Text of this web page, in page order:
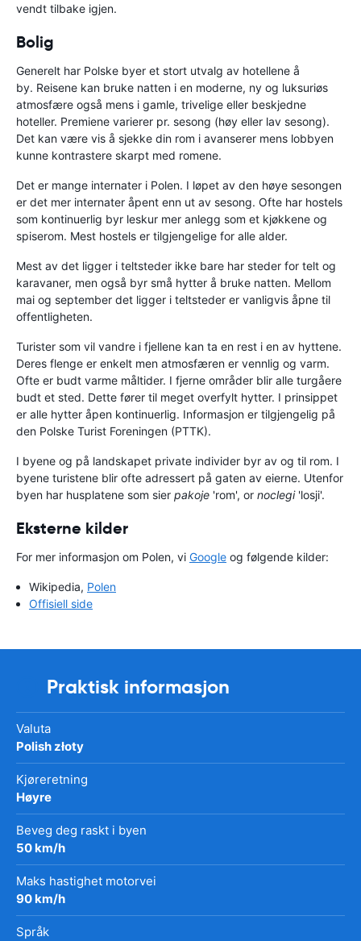
vendt tilbake igjen.
Bolig
Generelt har Polske byer et stort utvalg av hotellene å
by. Reisene kan bruke natten i en moderne, ny og luksuriøs
atmosfære også mens i gamle, trivelige eller beskjedne
hoteller. Premiene varierer pr. sesong (høy eller lav sesong).
Det kan være vis å sjekke din rom i avanserer mens lobbyen
kunne kontrastere skarpt med romene.
Det er mange internater i Polen. I løpet av den høye sesongen
er det mer internater åpent enn ut av sesong. Ofte har hostels
som kontinuerlig byr leskur mer anlegg som et kjøkkene og
spiserom. Mest hostels er tilgjengelige for alle alder.
Mest av det ligger i teltsteder ikke bare har steder for telt og
karavaner, men også byr små hytter å bruke natten. Mellom
mai og september det ligger i teltsteder er vanligvis åpne til
offentligheten.
Turister som vil vandre i fjellene kan ta en rest i en av hyttene.
Deres flenge er enkelt men atmosfæren er vennlig og varm.
Ofte er budt varme måltider. I fjerne områder blir alle turgåere
budt et sted. Dette fører til meget overfylt hytter. I prinsippet
er alle hytter åpen kontinuerlig. Informasjon er tilgjengelig på
den Polske Turist Foreningen (PTTK).
I byene og på landskapet private individer byr av og til rom. I
byene turistene blir ofte adressert på gaten av eierne. Utenfor
byen har husplatene som sier pakoje 'rom', or noclegi'losji'.
Eksterne kilder
For mer informasjon om Polen, vi Google og følgende kilder:
Wikipedia, Polen
Offisiell side
Praktisk informasjon
Valuta
Polish złoty
Kjøreretning
Høyre
Beveg deg raskt i byen
50 km/h
Maks hastighet motorvei
90 km/h
Språk